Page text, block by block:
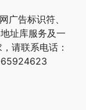
广告标识符、
址库服务及一
请联系电话：